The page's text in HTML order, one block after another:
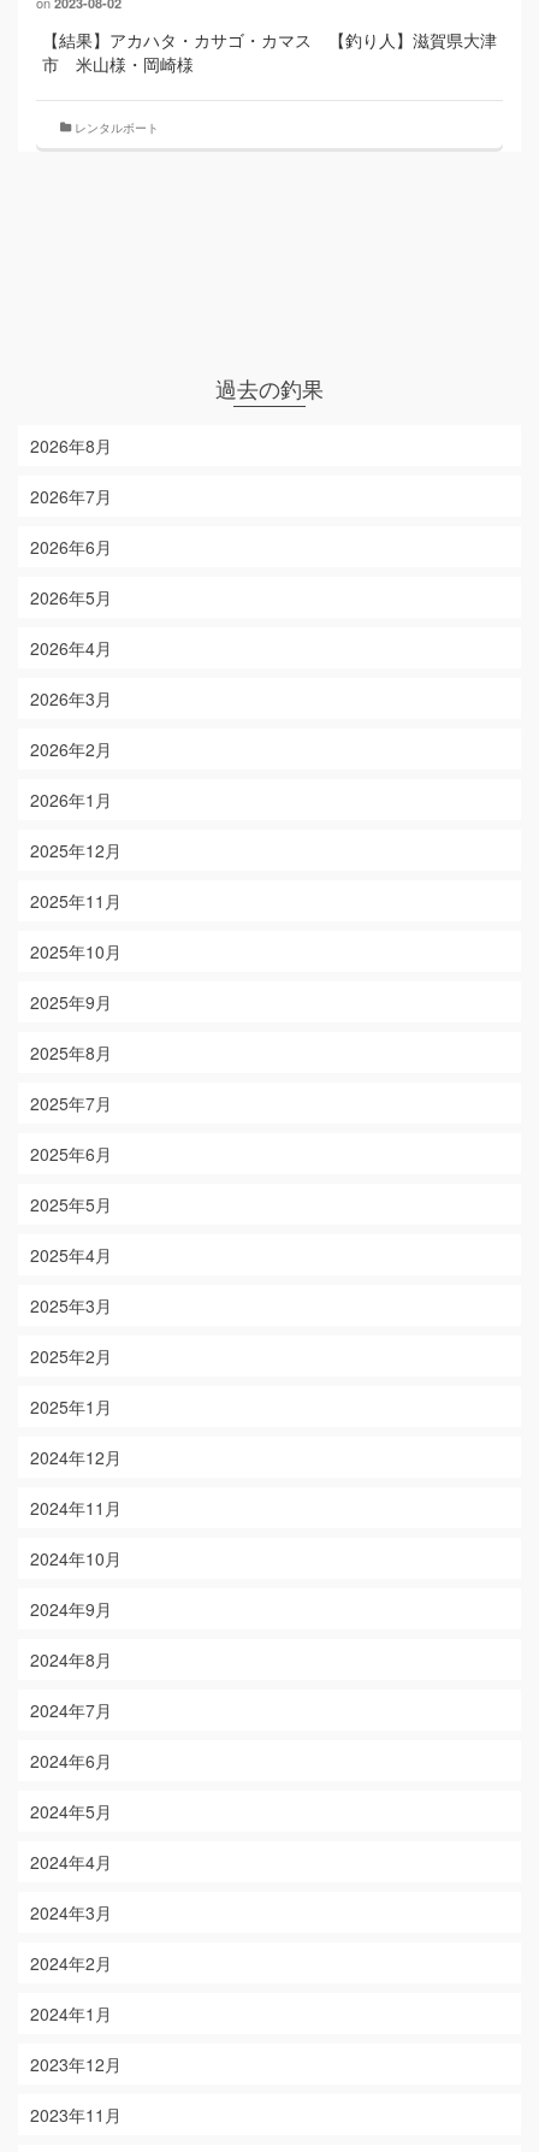
【結果】アカハタ・カサゴ・カマス 【釣り人】滋賀県大津
市 米山様・岡崎様
レンタルボート
過去の釣果
2026年8月
2026年7月
2026年6月
2026年5月
2026年4月
2026年3月
2026年2月
2026年1月
2025年12月
2025年11月
2025年10月
2025年9月
2025年8月
2025年7月
2025年6月
2025年5月
2025年4月
2025年3月
2025年2月
2025年1月
2024年12月
2024年11月
2024年10月
2024年9月
2024年8月
2024年7月
2024年6月
2024年5月
2024年4月
2024年3月
2024年2月
2024年1月
2023年12月
2023年11月